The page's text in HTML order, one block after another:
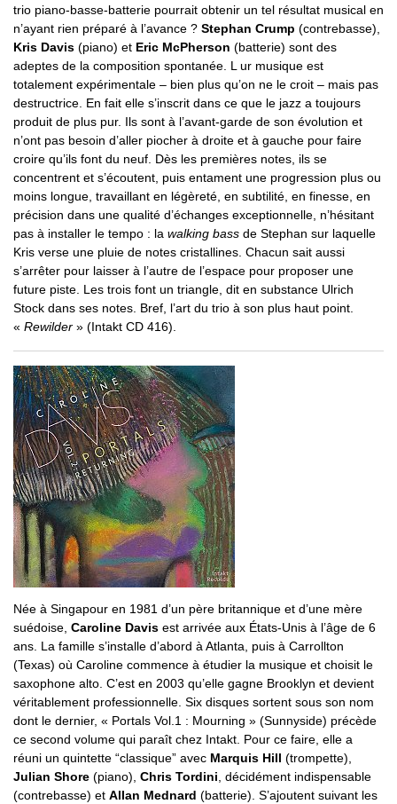
trio piano-basse-batterie pourrait obtenir un tel résultat musical en
n’ayant rien préparé à l’avance ? Stephan Crump (contrebasse),
Kris Davis (piano) et Eric McPherson (batterie) sont des
adeptes de la composition spontanée. L ur musique est
totalement expérimentale – bien plus qu’on ne le croit – mais pas
destructrice. En fait elle s’inscrit dans ce que le jazz a toujours
produit de plus pur. Ils sont à l’avant-garde de son évolution et
n’ont pas besoin d’aller piocher à droite et à gauche pour faire
croire qu’ils font du neuf. Dès les premières notes, ils se
concentrent et s’écoutent, puis entament une progression plus ou
moins longue, travaillant en légèreté, en subtilité, en finesse, en
précision dans une qualité d’échanges exceptionnelle, n’hésitant
pas à installer le tempo : la walking bass de Stephan sur laquelle
Kris verse une pluie de notes cristallines. Chacun sait aussi
s’arrêter pour laisser à l’autre de l’espace pour proposer une
future piste. Les trois font un triangle, dit en substance Ulrich
Stock dans ses notes. Bref, l’art du trio à son plus haut point.
« Rewilder » (Intakt CD 416).
Née à Singapour en 1981 d’un père britannique et d’une mère
suédoise, Caroline Davis est arrivée aux États-Unis à l’âge de 6
ans. La famille s’installe d’abord à Atlanta, puis à Carrollton
(Texas) où Caroline commence à étudier la musique et choisit le
saxophone alto. C’est en 2003 qu’elle gagne Brooklyn et devient
véritablement professionnelle. Six disques sortent sous son nom
dont le dernier, « Portals Vol.1 : Mourning » (Sunnyside) précède
ce second volume qui paraît chez Intakt. Pour ce faire, elle a
réuni un quintette “classique” avec Marquis Hill (trompette),
Julian Shore (piano), Chris Tordini, décidément indispensable
(contrebasse) et Allan Mednard (batterie). S’ajoutent suivant les